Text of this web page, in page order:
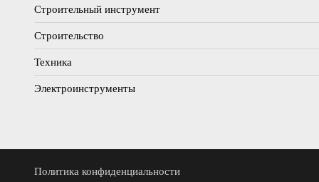
Строительный инструмент
Строительство
Техника
Электроинструменты
Политика конфиденциальности